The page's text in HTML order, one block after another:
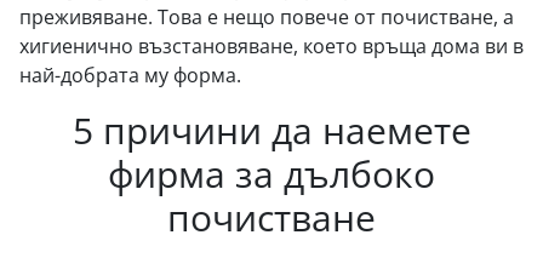
преживяване. Това е нещо повече от почистване, а
хигиенично възстановяване, което връща дома ви в
най-добрата му форма.
5 причини да наемете
фирма за дълбоко
почистване